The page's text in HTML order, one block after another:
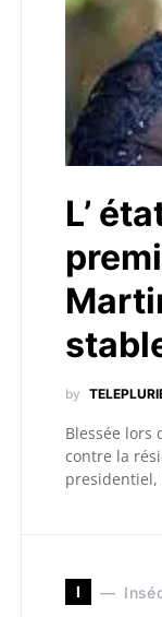
L’
by
Blessée lors
contre la
I